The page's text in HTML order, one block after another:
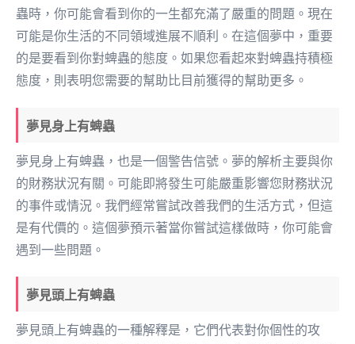
蟲時，你可能會看到你的一生都充滿了嚴重的問題。現在
可能是你生活的不同領域進展不順利。在這個夢中，重要
的是要看到你對蜱蟲的態度。如果您看起來對蜱蟲持積極
態度，則表明您需要的幫助比目前獲得的幫助更多。
夢見身上有蜱蟲
夢見身上有蜱蟲，也是一個警告信號。夢的解析主要與你
的財務狀況有關。可能即將發生可能嚴重影響您財務狀況
的事件或情況。我們經常嘗試改善我們的生活方式，但這
是有代價的。這個夢預示著當你嘗試這樣做時，你可能會
遇到一些問題。
夢見頭上有蜱蟲
夢見頭上有蜱蟲的一種解釋是，它們代表對你個性的攻